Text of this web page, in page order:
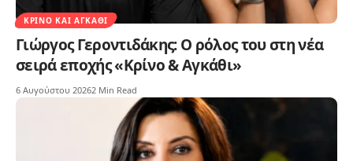
ΚΡΊΝΟ ΚΑΙ ΑΓΚΆΘΙ
Γιώργος Γεροντιδάκης: Ο ρόλος του στη νέα
σειρά εποχής «Κρίνο & Αγκάθι»
6 Αυγούστου 20262 Min Read